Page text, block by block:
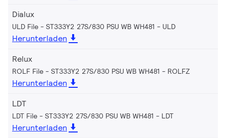
Dialux
ULD File - ST333Y2 27S/830 PSU WB WH481 ULD
Herunterladen
Relux
ROLF File - ST333Y2 27S/830 PSU WB WH481 ROLFZ
Herunterladen
LDT
LDT File - ST333Y2 27S/830 PSU WB WH481 LDT
Herunterladen